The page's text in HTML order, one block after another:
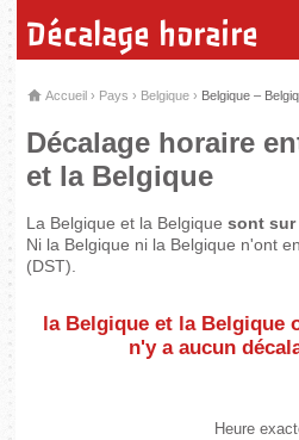
Décalage horaire
Accueil › Pays › Belgique › Belgique –
Décalage horaire
et la Belgique
La Belgique et la Belgiquesont sur
Ni la Belgique ni la Belgique n'ont
(DST).
la Belgique et la Belgique
n'y a aucun
Heure